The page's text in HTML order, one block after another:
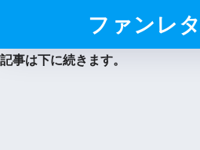
ファンレ
記事は下に続きます。